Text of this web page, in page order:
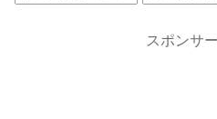
スポンサ